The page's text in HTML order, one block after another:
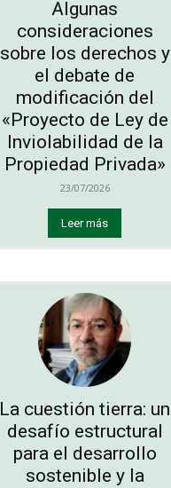
Algunas
consideraciones
sobre los derechos y
el debate de
modificación del
«Proyecto de Ley de
Inviolabilidad de la
Propiedad Privada»
23/07/2026
Leer más
La cuestión tierra: un
desafío estructural
para el desarrollo
sostenible y la